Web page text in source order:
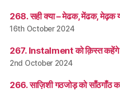
268. सही क्या – मेढक, मेंढक, मेढ़क
16th October 2024
267. Instalment को क़िस्त कहेंगे
2nd October 2024
266. साज़िशी गठजोड़ को साँठगाँठ